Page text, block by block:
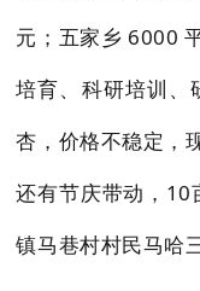
元；五家乡 6000
培育、科研培训、
杏，价格不稳定，
还有节庆带动，10
镇马巷村村民马哈